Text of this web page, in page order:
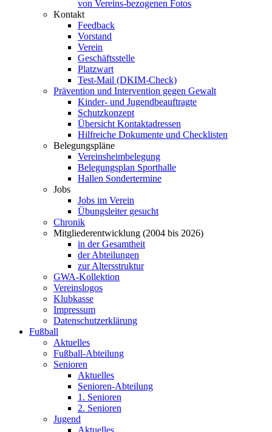
von Vereins-bezogenen Fotos
Kontakt
Feedback
Vorstand
Verein
Geschäftsstelle
Platzwart
Test-Mail (DKIM-Check)
Prävention und Intervention gegen Gewalt
Kinder- und Jugendbeauftragte
Schutzkonzept
Übersicht Kontaktadressen
Hilfreiche Dokumente und Checklisten
Belegungspläne
Vereinsheimbelegung
Belegungsplan Sporthalle
Hallen Sondertermine
Jobs
Jobs im Verein
Übungsleiter gesucht
Chronik
Mitgliederentwicklung (2004 bis 2026)
in der Gesamtheit
der Abteilungen
zur Altersstruktur
GWA-Kollektion
Vereinslogos
Klubkasse
Impressum
Datenschutzerklärung
Fußball
Aktuelles
Fußball-Abteilung
Senioren
Aktuelles
Senioren-Abteilung
1. Senioren
2. Senioren
Jugend